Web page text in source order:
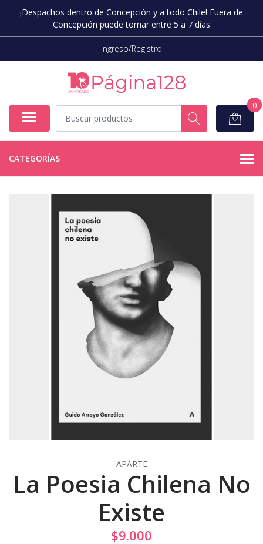
¡Despachos dentro de Concepción y a todo Chile! Fuera de
Concepción puede tomar entre 5 a 7 días
Ingreso/Registro
0
CATEGORÍAS
APARTE
La Poesia Chilena No
Existe
$9.000